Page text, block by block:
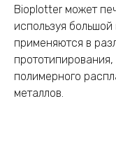
Bioplotter может
используя
применяются в
прототипирования,
полимерного
металлов.